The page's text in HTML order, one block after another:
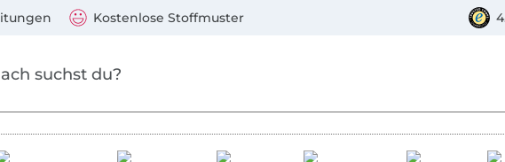
Kostenlose Stoffmuster
Mastercard, PayPal, Giropay, Kauf auf Rechnung, Vorkasse